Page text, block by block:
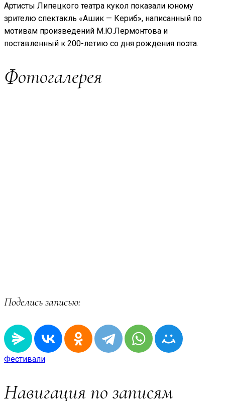
Артисты Липецкого театра кукол показали юному
зрителю спектакль «Ашик — Кериб», написанный по
мотивам произведений М.Ю.Лермонтова и
поставленный к 200-летию со дня рождения поэта.
Фотогалерея
Поделись записью:
Фестивали
Навигация по записям